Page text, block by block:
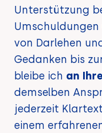
Unterstützung
von Darlehen
Gedanken bis
bleibe ich an
demselben
jederzeit
einem